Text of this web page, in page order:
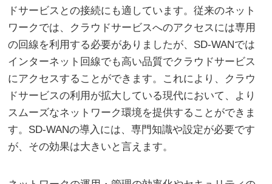
ドサービスとの接続にも適しています。従来のネット
ワークでは、クラウドサービスへのアクセスには専用
の回線を利用する必要がありましたが、SD-WANでは
インターネット回線でも高い品質でクラウドサービス
にアクセスすることができます。これにより、クラウ
ドサービスの利用が拡大している現代において、より
スムーズなネットワーク環境を提供することができま
す。SD-WANの導入には、専門知識や設定が必要です
が、その効果は大きいと言えます。